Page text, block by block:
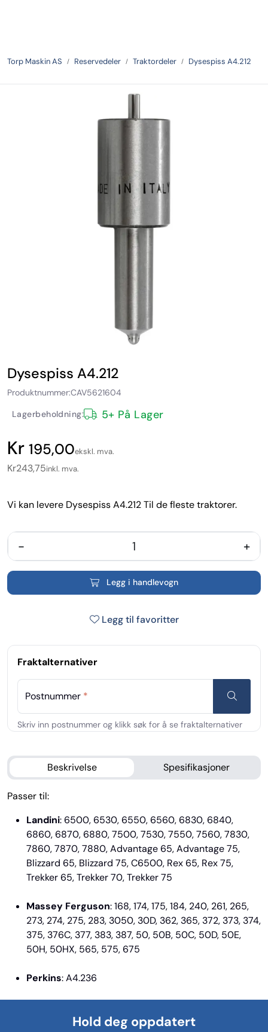
Torp Maskin AS Reservedeler Traktordeler Dysespiss A4.212
Dysespiss A4.212
Produktnummer:CAV5621604
Lagerbeholdning: 5+ På Lager
195,00ekskl. mva.
Kr243,75inkl. mva.
- +
Legg i handlevogn
Legg til favoritter
Vi kan levere Dysespiss A4.212 Til de fleste traktorer.
Fraktalternativer
Postnummer *
Beskrivelse Spesifikasjoner
Passer til:
Landini: 6500, 6530, 6550, 6560, 6830, 6840,
6860, 6870, 6880, 7500, 7530, 7550, 7560, 7830,
7860, 7870, 7880, Advantage 65, Advantage 75,
Blizzard 65, Blizzard 75, C6500, Rex 65, Rex 75,
Trekker 65, Trekker 70, Trekker 75
Massey Ferguson: 168, 174, 175, 184, 240, 261, 265,
273, 274, 275, 283, 3050, 30D, 362, 365, 372, 373, 374,
375, 376C, 377, 383, 387, 50, 50B, 50C, 50D, 50E,
50H, 50HX, 565, 575, 675
Perkins: A4.236
Hold deg oppdatert